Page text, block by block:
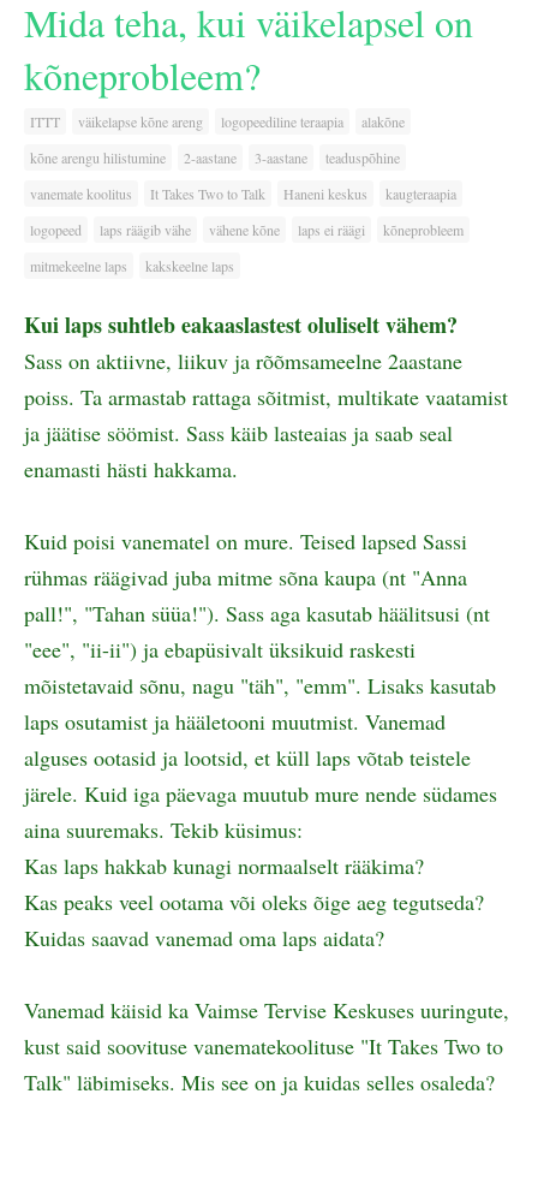
Mida teha, kui väikelapsel on
kõneprobleem?
ITTT väikelapse kõne areng logopeediline teraapia
alakõne
kõne arengu hilistumine
2-aastane 3-aastane
teaduspõhine
vanemate koolitus
It Takes Two to Talk Haneni keskus
kaugteraapia
logopeed
laps räägib vähe vähene kõne laps ei räägi
kõneprobleem
mitmekeelne laps
kakskeelne laps
Kui laps suhtleb eakaaslastest oluliselt vähem?
Sass on aktiivne, liikuv ja rõõmsameelne 2aastane
poiss. Ta armastab rattaga sõitmist, multikate vaatamist
ja jäätise söömist. Sass käib lasteaias ja saab seal
enamasti hästi hakkama.
Kuid poisi vanematel on mure. Teised lapsed Sassi
rühmas räägivad juba mitme sõna kaupa (nt "Anna
pall!", "Tahan süüa!"). Sass aga kasutab häälitsusi (nt
"eee", "ii-ii") ja ebapüsivalt üksikuid raskesti
mõistetavaid sõnu, nagu "täh", "emm". Lisaks kasutab
laps osutamist ja hääletooni muutmist. Vanemad
alguses ootasid ja lootsid, et küll laps võtab teistele
järele. Kuid iga päevaga muutub mure nende südames
aina suuremaks. Tekib küsimus:
Kas laps hakkab kunagi normaalselt rääkima?
Kas peaks veel ootama või oleks õige aeg tegutseda?
Kuidas saavad vanemad oma laps aidata?
Vanemad käisid ka Vaimse Tervise Keskuses uuringute,
kust said soovituse vanematekoolituse "It Takes Two to
Talk" läbimiseks. Mis see on ja kuidas selles osaleda?